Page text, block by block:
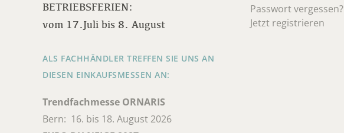
BETRIEBSFERIEN:
vom 17.Juli bis 8. August
ALS FACHHÄNDLER TREFFEN SIE UNS AN
DIESEN EINKAUFSMESSEN AN:
Trendfachmesse ORNARIS
Bern: 16. bis 18. August 2026
Passwort vergessen?
Jetzt registrieren